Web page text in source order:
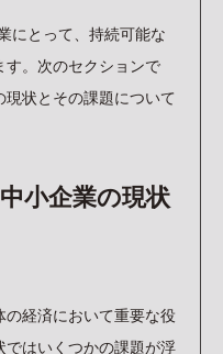
にとって、持続可能な
す。次のセクションで
状とその課題について
小企業の現状
の経済において重要な役
はいくつかの課題が浮